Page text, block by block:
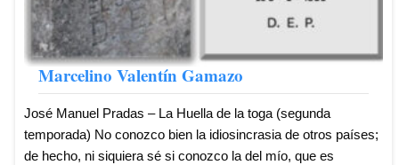
Marcelino Valentín Gamazo
José Manuel Pradas – La Huella de la toga (segunda
temporada) No conozco bien la idiosincrasia de otros países;
de hecho, ni siquiera sé si conozco la del mío, que es